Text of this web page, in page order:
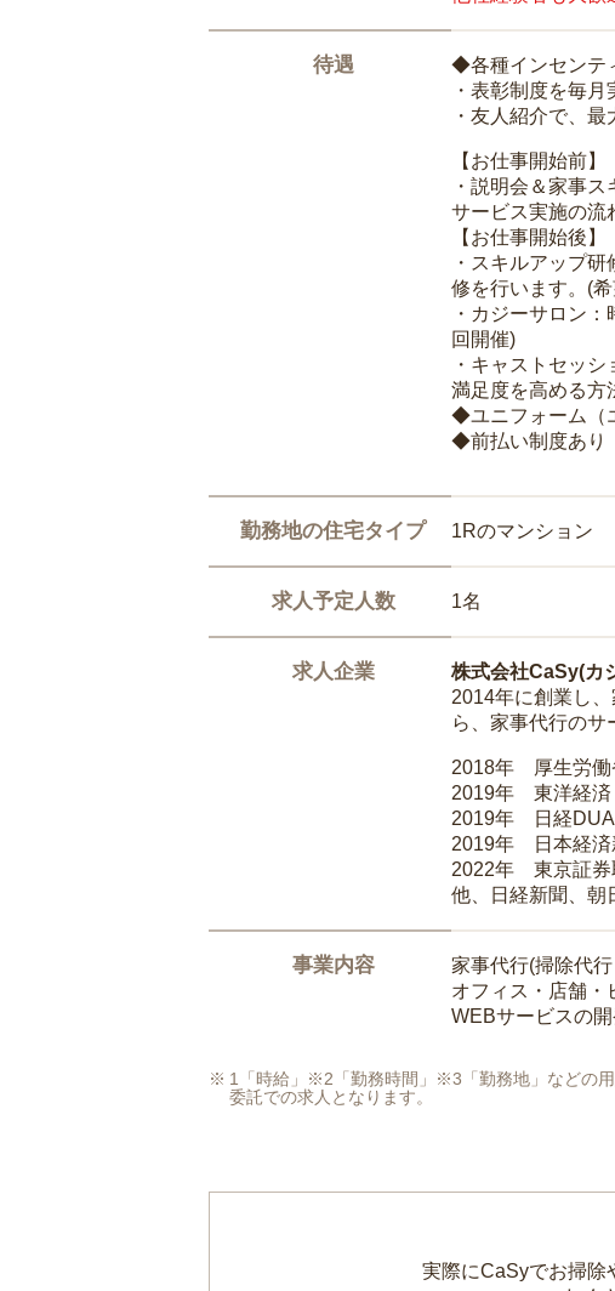
待遇
◆各種インセンテ
・表彰制度を毎
・友人紹介で、
【お仕事開始前】
・説明会＆家事ス
サービス実施の流
【お仕事開始後】
・スキルアップ
修を行います。(
・カジーサロン
回開催)
・キャストセッ
満足度を高める方
◆ユニフォーム（
◆前払い制度あり
勤務地の住宅タイプ 1Rのマンション
求人予定人数 1名
求人企業
株式会社CaSy(カ
2014年に創業し
ら、家事代行のサ
2018年 厚生労働
2019年 東洋経済
2019年 日経
2019年 日本経済
2022年 東京証券
他、日経新聞、朝
事業内容
家事代行(掃除代
オフィス・店舗・
WEBサービスの
1「時給」※2「勤務時間」※3「勤務地」などの
委託での求人となります。
実際にCaSyでお掃除